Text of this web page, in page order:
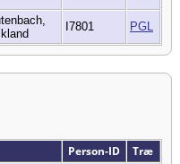
I7801 PGL
Person-ID Træ